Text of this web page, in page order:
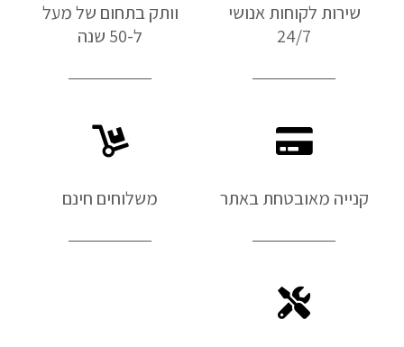
שירות לקוחות אנושי
24/7
וותק בתחום של מעל
ל-50 שנה
קנייה מאובטחת באתר משלוחים חינם